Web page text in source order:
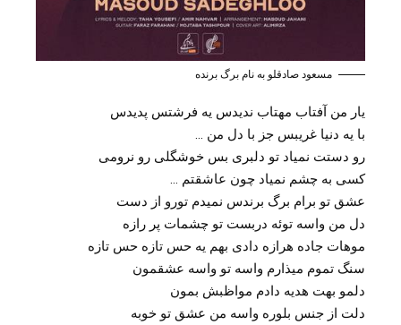
مسعود صادقلو به نام برگ برنده
یار من آفتاب مهتاب ندیدس یه فرشتس پدیدس
با یه دنیا غریبس جز با دل من …
رو دستت نمیاد تو دلبری بس خوشگلی رو نرومی
کسی به چشم نمیاد چون عاشقتم …
عشق تو برام برگ برندس نمیدم تورو از دست
دل من واسه توئه دربست تو چشمات پر رازه
موهات جاده هرازه دادی بهم یه حس تازه حس تازه
سنگ تموم میذارم واسه تو واسه عشقمون
دلمو بهت هدیه دادم مواظبش بمون
دلت از جنس بلوره واسه من عشق تو خوبه